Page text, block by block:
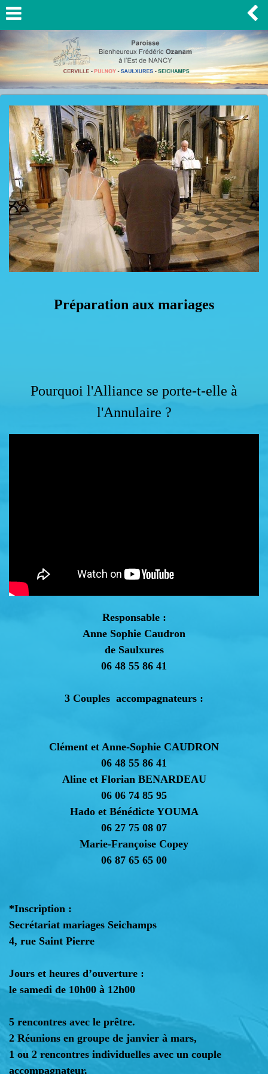
Préparation aux mariages
Pourquoi l'Alliance se porte-t-elle à
l'Annulaire ?
Responsable :
Anne Sophie Caudron
de Saulxures
06 48 55 86 41
3 Couples accompagnateurs :
Clément et Anne-Sophie CAUDRON
06 48 55 86 41
Aline et Florian BENARDEAU
06 06 74 85 95
Hado et Bénédicte YOUMA
06 27 75 08 07
Marie-Françoise Copey
06 87 65 65 00
*Inscription :
Secrétariat mariages Seichamps
4, rue Saint Pierre
Jours et heures d’ouverture :
le samedi de 10h00 à 12h00
5 rencontres avec le prêtre.
2 Réunions en groupe de janvier à mars,
1 ou 2 rencontres individuelles avec un couple
accompagnateur.